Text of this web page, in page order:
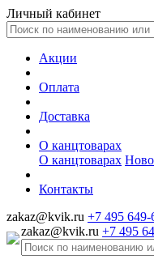
Личный кабинет
Акции
Оплата
Доставка
О канцтоварах
О канцтоварах
Контакты
zakaz@kvik.ru +7 495 649-
zakaz@kvik.ru +7 495